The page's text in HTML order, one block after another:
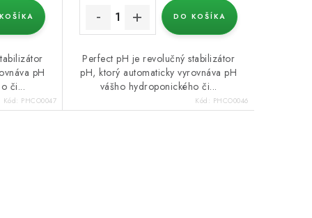
pH
či...
Kód: PHCO0047
DO KOŠÍKA
Perfect pH je revolučný stabilizátor
pH, ktorý automaticky vyrovnáva pH
vášho hydroponického či...
Kód: PHCO0046